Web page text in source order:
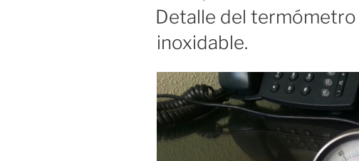
EL
Detalle del termómetro
inoxidable.